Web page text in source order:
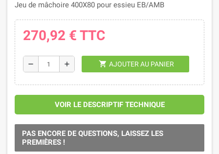
Jeu de mâchoire 400X80 pour essieu EB/AMB
270,92 € TTC
remove add shopping_cart AJOUTER AU PANIER
VOIR LE DESCRIPTIF TECHNIQUE
PAS ENCORE DE QUESTIONS, LAISSEZ LES
PREMIÈRES !